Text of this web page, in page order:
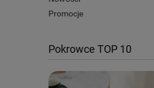
Promocje
Pokrowce TOP 10